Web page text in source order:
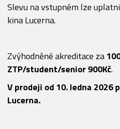
Slevu na vstupném lze
kina Lucerna.
Zvýhodněné akreditace za
ZTP/student/senior 900Kč.
V prodeji od 10. ledna 2026
Lucerna.